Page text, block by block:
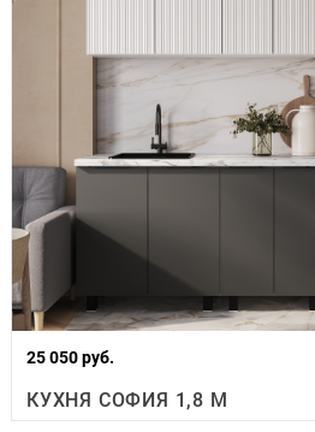
25 050 руб.
КУХНЯ СОФИЯ 1,8 М